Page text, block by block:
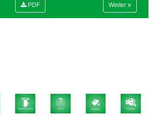
PDF Weiter